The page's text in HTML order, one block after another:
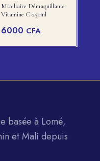
Micellaire Démaquillante
Vitamine C-250ml
6000 CFA
basée à Lomé,
et Mali depuis